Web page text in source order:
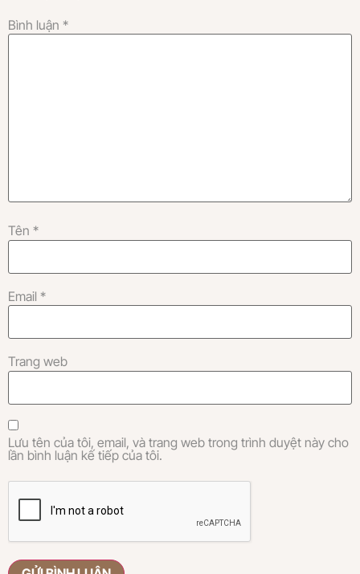
Bình luận *
Tên *
Email *
Trang web
Lưu tên của tôi, email, và trang web trong trình duyệt này cho
lần bình luận kế tiếp của tôi.